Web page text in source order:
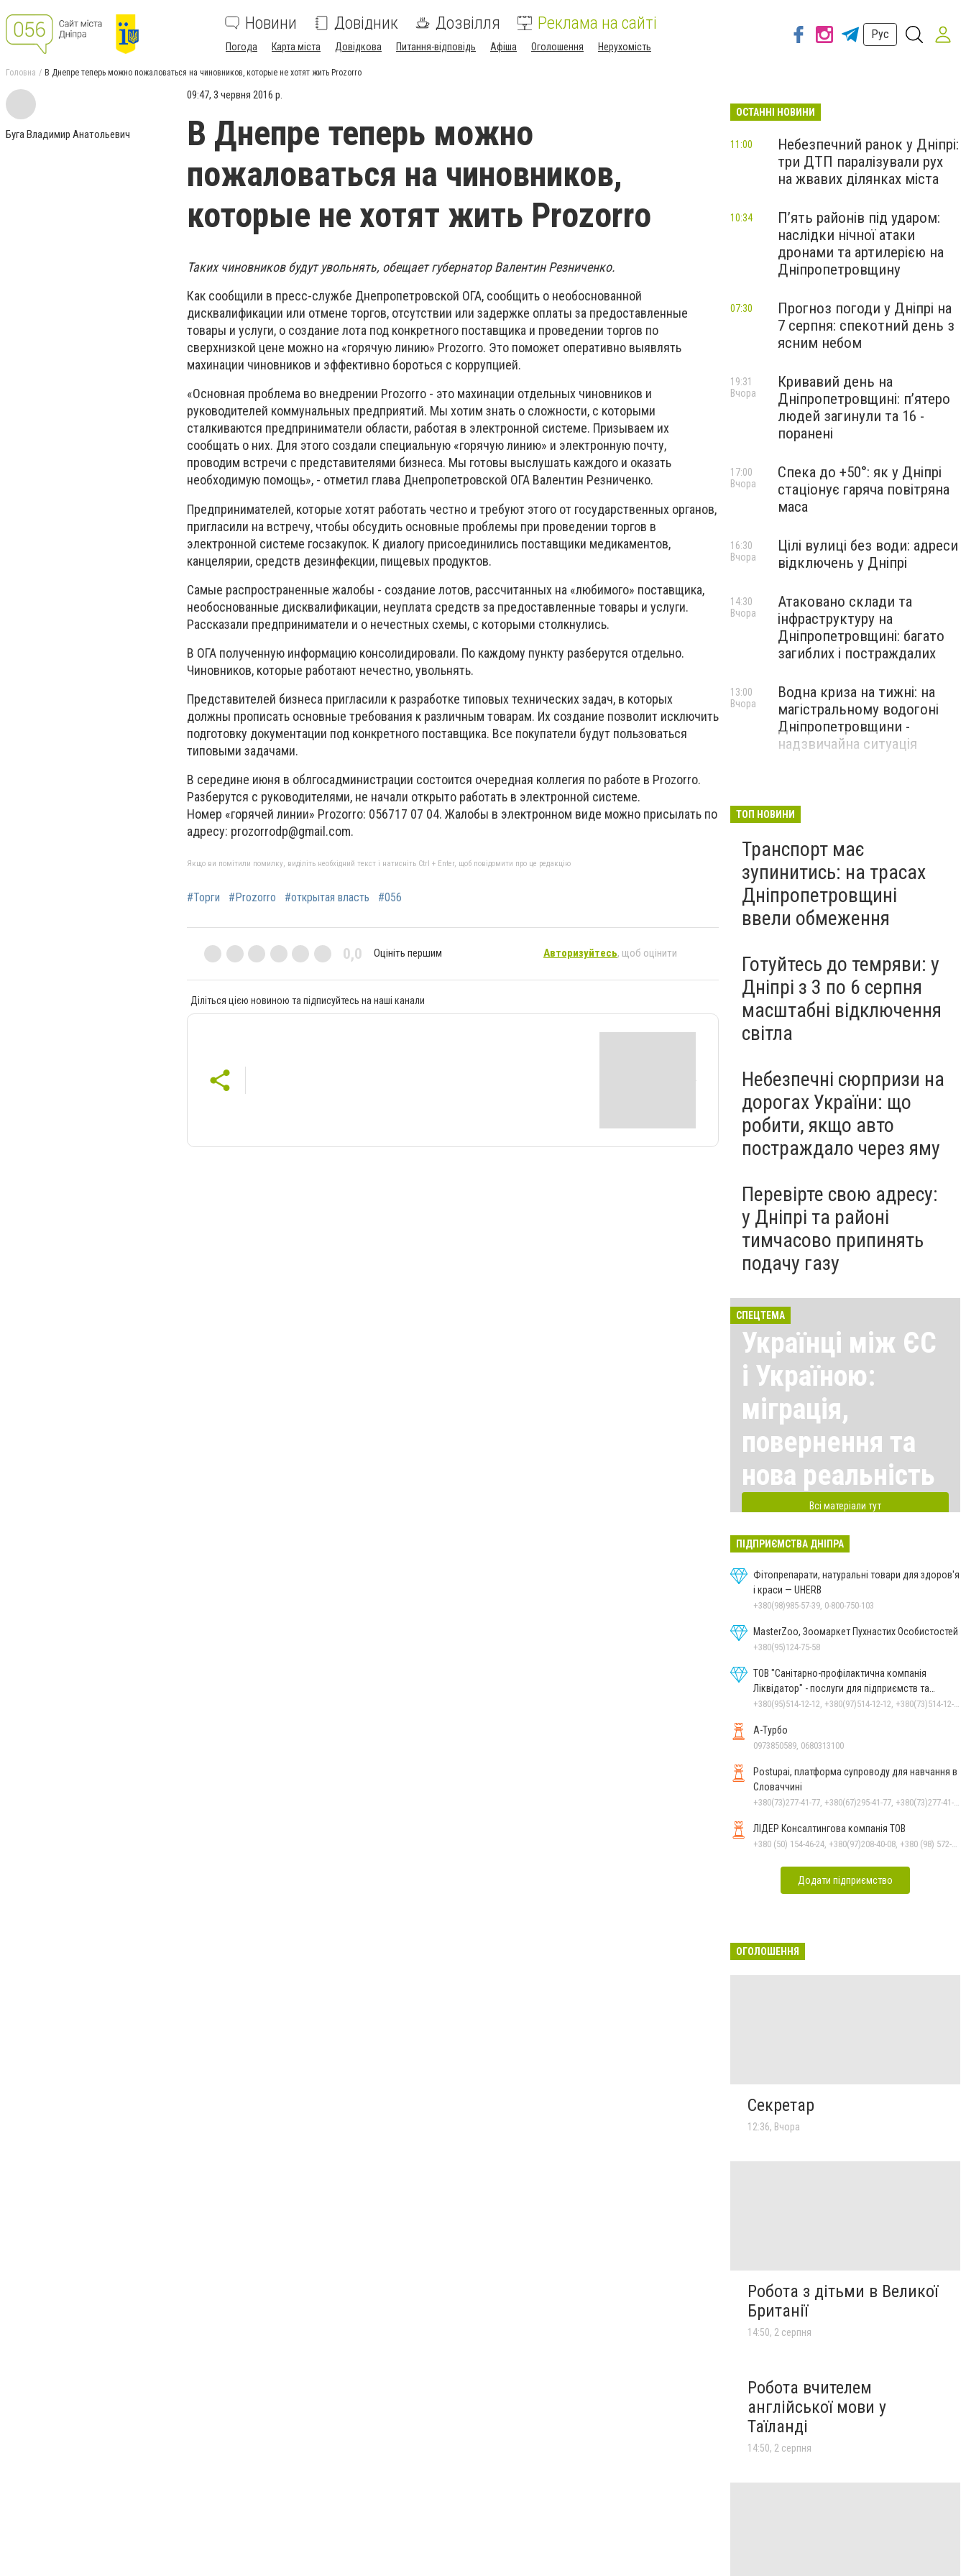
Новини Довідник Дозвілля Реклама на сайті
Погода Карта міста Довідкова Питання-відповідь Афіша Оголошення Нерухомість
Рус
Головна В Днепре теперь можно пожаловаться на чиновников, которые не хотят жить Prozorro
Буга Владимир Анатольевич
09:47, 3 червня 2016 р.
В Днепре теперь можно
пожаловаться на чиновников,
которые не хотят жить Prozorro
Таких чиновников будут увольнять, обещает губернатор Валентин Резниченко.
Как сообщили в пресс-службе Днепропетровской ОГА, сообщить о необоснованной
дисквалификации или отмене торгов, отсутствии или задержке оплаты за предоставленные
товары и услуги, о создание лота под конкретного поставщика и проведении торгов по
сверхнизкой цене можно на «горячую линию» Prozorro. Это поможет оперативно выявлять
махинации чиновников и эффективно бороться с коррупцией.
«Основная проблема во внедрении Prozorro - это махинации отдельных чиновников и
руководителей коммунальных предприятий. Мы хотим знать о сложности, с которыми
сталкиваются предприниматели области, работая в электронной системе. Призываем их
сообщать о них. Для этого создали специальную «горячую линию» и электронную почту,
проводим встречи с представителями бизнеса. Мы готовы выслушать каждого и оказать
необходимую помощь», - отметил глава Днепропетровской ОГА Валентин Резниченко.
Предпринимателей, которые хотят работать честно и требуют этого от государственных органов,
пригласили на встречу, чтобы обсудить основные проблемы при проведении торгов в
электронной системе госзакупок. К диалогу присоединились поставщики медикаментов,
канцелярии, средств дезинфекции, пищевых продуктов.
Самые распространенные жалобы - создание лотов, рассчитанных на «любимого» поставщика,
необоснованные дисквалификации, неуплата средств за предоставленные товары и услуги.
Рассказали предприниматели и о нечестных схемы, с которыми столкнулись.
В ОГА полученную информацию консолидировали. По каждому пункту разберутся отдельно.
Чиновников, которые работают нечестно, увольнять.
Представителей бизнеса пригласили к разработке типовых технических задач, в которых
должны прописать основные требования к различным товарам. Их создание позволит исключить
подготовку документации под конкретного поставщика. Все покупатели будут пользоваться
типовыми задачами.
В середине июня в облгосадминистрации состоится очередная коллегия по работе в Prozorro.
Разберутся с руководителями, не начали открыто работать в электронной системе.
Номер «горячей линии» Prozorro: 056717 07 04. Жалобы в электронном виде можно присылать по
адресу: prozorrodp@gmail.com.
Якщо ви помітили помилку, виділіть необхідний текст і натисніть Ctrl + Enter, щоб повідомити про це редакцію
#Торги #Prozorro #открытая власть #056
0,0 Оцініть першим Авторизуйтесь, щоб оцінити
Діліться цією новиною та підписуйтесь на наші канали
ОСТАННІ НОВИНИ
Небезпечний ранок у Дніпрі:
три ДТП паралізували рух
на жвавих ділянках міста
11:00
П’ять районів під ударом:
наслідки нічної атаки
дронами та артилерією на
Дніпропетровщину
10:34
Прогноз погоди у Дніпрі на
7 серпня: спекотний день з
ясним небом
07:30
Кривавий день на
Дніпропетровщині: п’ятеро
людей загинули та 16 -
поранені
19:31
Вчора
Спека до +50°: як у Дніпрі
стаціонує гаряча повітряна
маса
17:00
Вчора
Цілі вулиці без води: адреси
відключень у Дніпрі
16:30
Вчора
Атаковано склади та
інфраструктуру на
Дніпропетровщині: багато
загиблих і постраждалих
14:30
Вчора
Водна криза на тижні: на
магістральному водогоні
Дніпропетровщини -
надзвичайна ситуація
13:00
Вчора
ТОП НОВИНИ
Транспорт має
зупинитись: на трасах
Дніпропетровщині
ввели обмеження
Готуйтесь до темряви: у
Дніпрі з 3 по 6 серпня
масштабні відключення
світла
Небезпечні сюрпризи на
дорогах України: що
робити, якщо авто
постраждало через яму
Перевірте свою адресу:
у Дніпрі та районі
тимчасово припинять
подачу газу
СПЕЦТЕМА
Українці між ЄС
і Україною:
міграція,
повернення та
нова реальність
Всі матеріали тут
ПІДПРИЄМСТВА ДНІПРА
Фітопрепарати, натуральні товари для здоров'я
і краси — UHERB
+380(98)985-57-39, 0-800-750-103
MasterZoo, Зоомаркет Пухнастих Особистостей
+380(95)124-75-58
ТОВ "Санітарно-профілактична компанія
Ліквідатор" - послуги для підприємств та
населення
А-Турбо
0973850589, 0680313100
Postupai, платформа супроводу для навчання в
Словаччині
ЛІДЕР Консалтингова компанія ТОВ
Додати підприємство
ОГОЛОШЕННЯ
Секретар
12:36, Вчора
Робота з дітьми в Великої
Британії
14:50, 2 серпня
Робота вчителем
англійської мови у
Таїланді
14:50, 2 серпня